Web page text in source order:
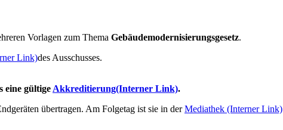
Vorlagen zum Thema Gebäudemodernisierungsgesetz.
Link)des Ausschusses.
eine gültige Akkreditierung(Interner Link).
übertragen. Am Folgetag ist sie in derMediathek (Interner Link)